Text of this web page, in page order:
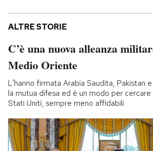
ALTRE STORIE
C’è una nuova alleanza
Medio Oriente
L'hanno firmata Arabia Saudita, Pakistan
la mutua difesa ed è un modo per
Stati Uniti, sempre meno affidabili